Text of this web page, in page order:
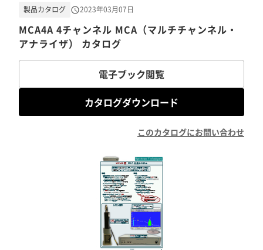
MCA4A 4チャンネル MCA（マルチチャンネル・
アナライザ） カタログ
製品カタログ 2023年03月07日
電子ブック閲覧
カタログダウンロード
このカタログにお問い合わせ